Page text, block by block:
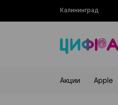
Калининград
Акции Apple